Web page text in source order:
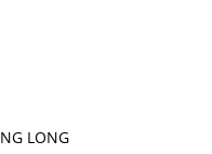
LONG